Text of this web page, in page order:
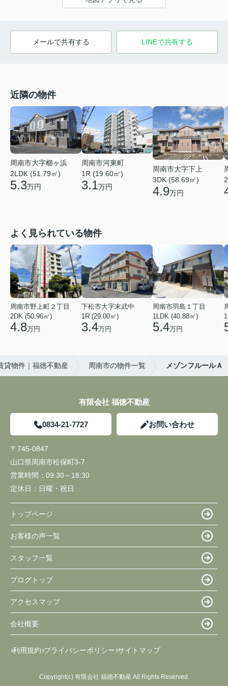
メールで共有する LINEで共有する
近隣の物件
周南市大字櫛ヶ浜
2LDK (51.79㎡)
5.3万円
周南市河東町
1R (19.60㎡)
3.1万円
周南市大字下上
3DK (58.69㎡)
4.9万円
よく見られている物件
周南市野上町２丁目
2DK (50.96㎡)
4.8万円
下松市大字末武中
1R (29.00㎡)
3.4万円
周南市羽島１丁目
1LDK (40.88㎡)
5.4万円
貸物件｜福徳不動産 周南市の物件一覧 メゾンフルールＡ
有限会社 福徳不動産
0834-21-7727 お問い合わせ
〒745-0847
山口県周南市松保町3-7
営業時間： 09:30～18:30
定休日： 日曜・祝日
トップページ
お客様の声一覧
スタッフ一覧
ブログトップ
アクセスマップ
会社概要
利用規約 プライバシーポリシー サイトマップ
Copyright(c) 有限会社 福徳不動産 All Rights Reserved.